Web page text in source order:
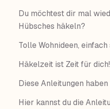
Du möchtest dir mal
Hübsches häkeln?
Tolle Wohnideen,
Häkelzeit ist Zeit für dich!
Diese Anleitungen
Hier kannst du die